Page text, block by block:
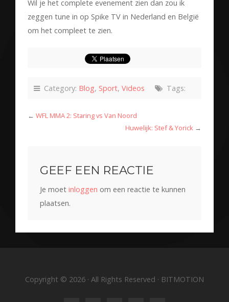
Wil je het complete evenement zien dan zou ik
zeggen tune in op Spike TV in Nederland en België
om het compleet te zien.
Category: Blog, Sport, Videos Tags:
← WFL MMA 2: Staring vs Van Noord
Huwelijk: Stef & Yorick →
GEEF EEN REACTIE
Je moet inloggen om een reactie te kunnen
plaatsen.
Copyright © 2026 · All Rights Reserved · BITMOTION